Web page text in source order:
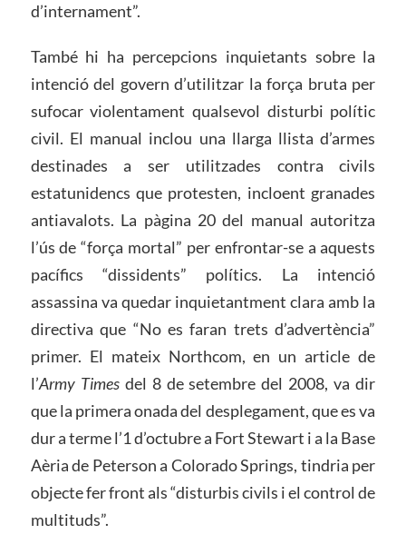
d’internament”.
També hi ha percepcions inquietants sobre la
intenció del govern d’utilitzar la força bruta per
sufocar violentament qualsevol disturbi polític
civil. El manual inclou una llarga llista d’armes
destinades a ser utilitzades contra civils
estatunidencs que protesten, incloent granades
antiavalots. La pàgina 20 del manual autoritza
l’ús de “força mortal” per enfrontar-se a aquests
pacífics “dissidents” polítics. La intenció
assassina va quedar inquietantment clara amb la
directiva que “No es faran trets d’advertència”
primer. El mateix Northcom, en un article de
l’Army Times del 8 de setembre del 2008, va dir
que la primera onada del desplegament, que es va
dur a terme l’1 d’octubre a Fort Stewart i a la Base
Aèria de Peterson a Colorado Springs, tindria per
objecte fer front als “disturbis civils i el control de
multituds”.